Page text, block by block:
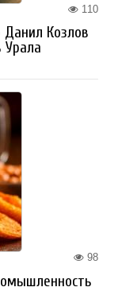
110
Данил Козлов
98